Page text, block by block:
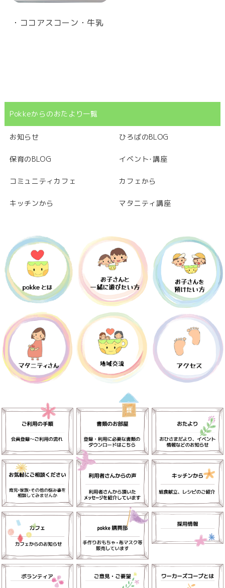
・ココアスコーン・牛乳
Pokkeからのおたより一覧
お知らせ ひろばのBLOG
保育のBLOG イベント･講座
コミュニティカフェ カフェから
キッチンから マタニティ講座